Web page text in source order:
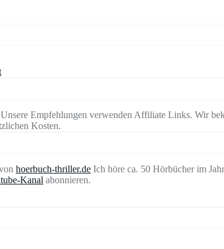
Empfehlungen verwenden Affiliate Links. Wir
Kosten.
hoerbuch-thriller.de Ich höre ca. 50 Hörbücher im
Kanal abonnieren.